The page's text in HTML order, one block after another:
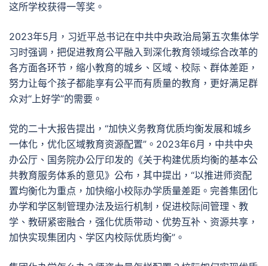
这所学校获得一等奖。
2023年5月，习近平总书记在中共中央政治局第五次集体学
习时强调，把促进教育公平融入到深化教育领域综合改革的
各方面各环节，缩小教育的城乡、区域、校际、群体差距，
努力让每个孩子都能享有公平而有质量的教育，更好满足群
众对“上好学”的需要。
党的二十大报告提出，“加快义务教育优质均衡发展和城乡
一体化，优化区域教育资源配置”。2023年6月，中共中央
办公厅、国务院办公厅印发的《关于构建优质均衡的基本公
共教育服务体系的意见》公布，其中提出，“以推进师资配
置均衡化为重点，加快缩小校际办学质量差距。完善集团化
办学和学区制管理办法及运行机制，促进校际间管理、教
学、教研紧密融合，强化优质带动、优势互补、资源共享，
加快实现集团内、学区内校际优质均衡”。